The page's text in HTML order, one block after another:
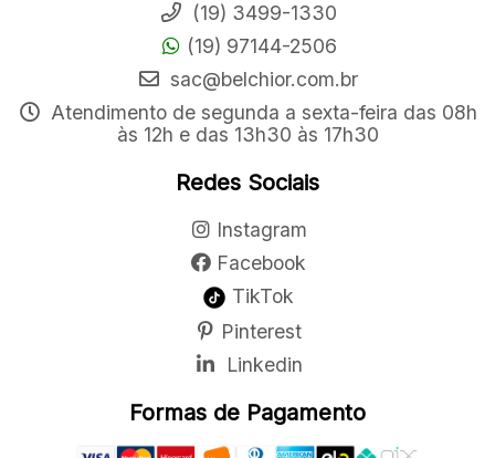
(19) 3499-1330
(19) 97144-2506
sac@belchior.com.br
Atendimento de segunda a sexta-feira das 08h
às 12h e das 13h30 às 17h30
Redes Sociais
Instagram
Facebook
TikTok
Pinterest
Linkedin
Formas de Pagamento